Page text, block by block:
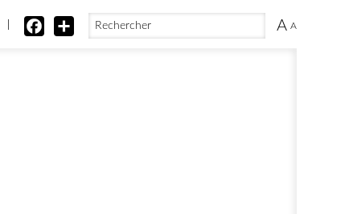
FACEBOOK
SHARE
FORMULAIRE DE RECHERCHE RECHERCHER
A A